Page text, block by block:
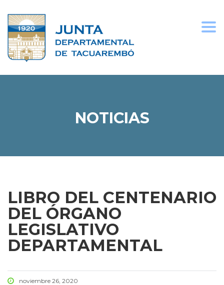
NOTICIAS
LIBRO DEL CENTENARIO
DEL ÓRGANO
LEGISLATIVO
DEPARTAMENTAL
noviembre 26, 2020